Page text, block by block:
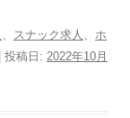
スナック求人
ホ
| 投稿日: 2022年10月